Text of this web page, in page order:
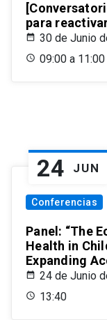
para
30 de Junio
09:00 a 11:00
24 JUN
Conferencias
Panel: “The
Health in
Expanding
24 de Junio
13:40